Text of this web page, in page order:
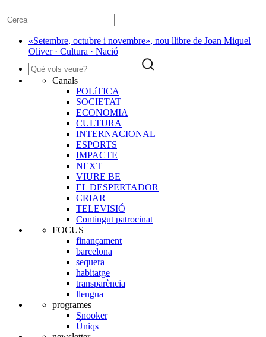
«Setembre, octubre i novembre», nou llibre de Joan Miquel
Oliver · Cultura · Nació
Canals
POLíTICA
SOCIETAT
ECONOMIA
CULTURA
INTERNACIONAL
ESPORTS
IMPACTE
NEXT
VIURE BE
EL DESPERTADOR
CRIAR
TELEVISIÓ
Contingut patrocinat
FOCUS
finançament
barcelona
sequera
habitatge
transparència
llengua
programes
Snooker
Úniqs